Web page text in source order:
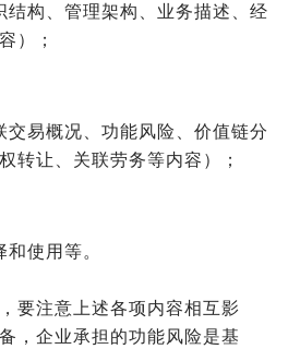
结构、管理架构、业务描述、经
）；
交易概况、功能风险、价值链分
转让、关联劳务等内容）；
使用等。
要注意上述各项内容相互影
，企业承担的功能风险是基